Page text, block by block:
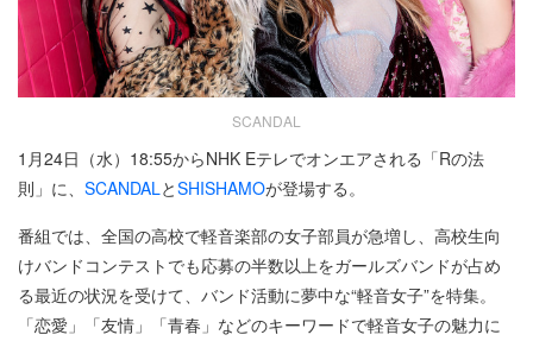
SCANDAL
1月24日（水）18:55からNHK Eテレでオンエアされる「Rの法
則」に、 SCANDALとSHISHAMOが登場する。
番組では、全国の高校で軽音楽部の女子部員が急増し、高校生向
けバンドコンテストでも応募の半数以上をガールズバンドが占め
る最近の状況を受けて、バンド活動に夢中な“軽音女子”を特集。
「恋愛」「友情」「青春」などのキーワードで軽音女子の魅力に